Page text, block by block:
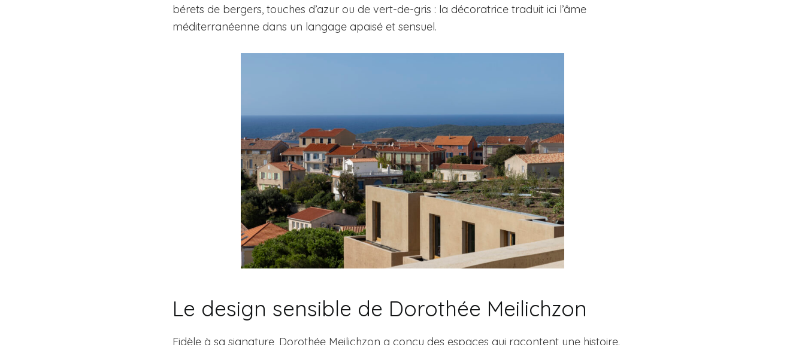
bérets de bergers, touches d’azur ou de vert-de-gris : la décoratrice traduit ici l’âme
méditerranéenne dans un langage apaisé et sensuel.
Le design sensible de Dorothée Meilichzon
Fidèle à sa signature, Dorothée Meilichzon a conçu des espaces qui racontent une histoire.